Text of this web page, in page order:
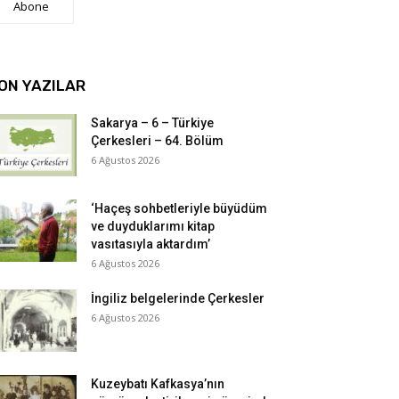
Abone
YAZILAR
Sakarya – 6 – Türkiye
Çerkesleri – 64. Bölüm
6 Ağustos 2026
‘Haçeş sohbetleriyle büyüdüm
ve duyduklarımı kitap
vasıtasıyla aktardım’
6 Ağustos 2026
İngiliz belgelerinde Çerkesler
6 Ağustos 2026
Kuzeybatı Kafkasya’nın